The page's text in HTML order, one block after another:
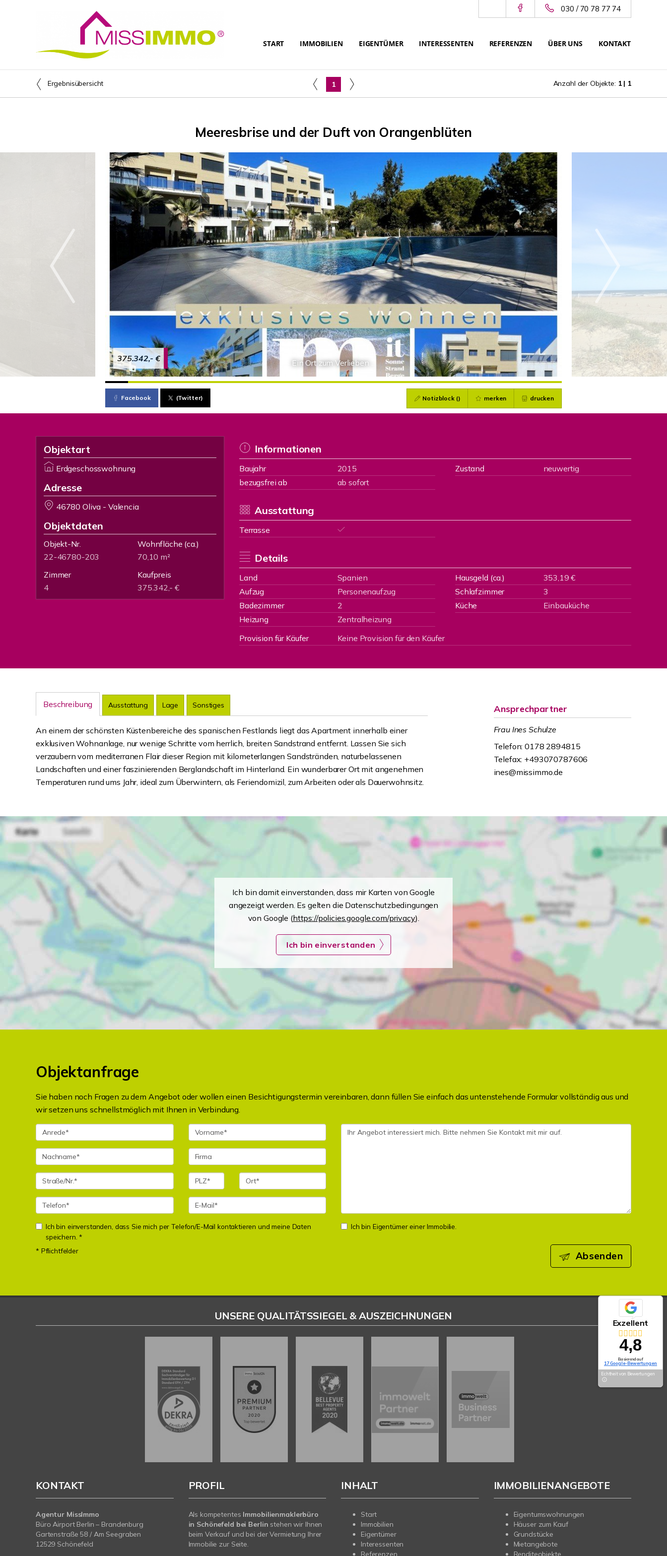
030 / 70 78 77 74
START IMMOBILIEN EIGENTÜMER INTERESSENTEN REFERENZEN ÜBER UNS KONTAKT
Ergebnisübersicht 1 Anzahl der Objekte: 1 | 1
Meeresbrise und der Duft von Orangenblüten
Ein Ort zum Verlieben ...
375.342,- €
Facebook (Twitter) Notizblock () merken drucken
Objektart
Erdgeschosswohnung
Adresse
46780 Oliva - Valencia
Objektdaten
Objekt-Nr.
22-46780-203
Wohnfläche (ca.)
70,10 m²
Zimmer
4
Kaufpreis
375.342,- €
Informationen
Baujahr 2015 Zustand
neuwertig
bezugsfrei ab
ab sofort
Ausstattung
Terrasse
Details
Land Spanien Hausgeld (ca.)
353,19 €
Aufzug
Personenaufzug Schlafzimmer
3
Badezimmer
2 Küche
Einbauküche
Heizung
Zentralheizung
Provision für Käufer
Keine Provision für den Käufer
Beschreibung Ausstattung Lage Sonstiges
An einem der schönsten Küstenbereiche des spanischen Festlands liegt das Apartment innerhalb einer
exklusiven Wohnanlage, nur wenige Schritte vom herrlich, breiten Sandstrand entfernt. Lassen Sie sich
verzaubern vom mediterranen Flair dieser Region mit kilometerlangen Sandstränden, naturbelassenen
Landschaften und einer faszinierenden Berglandschaft im Hinterland. Ein wunderbarer Ort mit angenehmen
Temperaturen rund ums Jahr, ideal zum Überwintern, als Feriendomizil, zum Arbeiten oder als Dauerwohnsitz.
Ansprechpartner
Frau Ines Schulze
Telefon: 0178 2894815
Telefax: +493070787606
ines@missimmo.de
Ich bin damit einverstanden, dass mir Karten von Google
angezeigt werden. Es gelten die Datenschutzbedingungen
von Google (https://policies.google.com/privacy).
Ich bin einverstanden
Objektanfrage
Sie haben noch Fragen zu dem Angebot oder wollen einen Besichtigungstermin vereinbaren, dann füllen Sie einfach das untenstehende Formular vollständig aus und
wir setzen uns schnellstmöglich mit Ihnen in Verbindung.
Ich bin einverstanden, dass Sie mich per Telefon/E-Mail kontaktieren und meine Daten
speichern. *
Ich bin Eigentümer einer Immobilie.
* Pflichtfelder Absenden
Exzellent
4,8
Basierend auf
17 Google-Bewertungen
Echtheit von Bewertungen
UNSERE QUALITÄTSSIEGEL & AUSZEICHNUNGEN
KONTAKT
Agentur MissImmo
Büro Airport Berlin – Brandenburg
Gartenstraße 58 / Am Seegraben
12529 Schönefeld
PROFIL
Als kompetentes Immobilienmaklerbüro
in Schönefeld bei Berlin stehen wir Ihnen
beim Verkauf und bei der Vermietung Ihrer
Immobilie zur Seite.
INHALT
Start
Immobilien
Eigentümer
Interessenten
Referenzen
IMMOBILIENANGEBOTE
Eigentumswohnungen
Häuser zum Kauf
Grundstücke
Mietangebote
Renditeobjekte